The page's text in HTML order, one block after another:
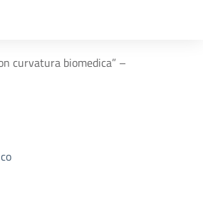
curvatura biomedica” –